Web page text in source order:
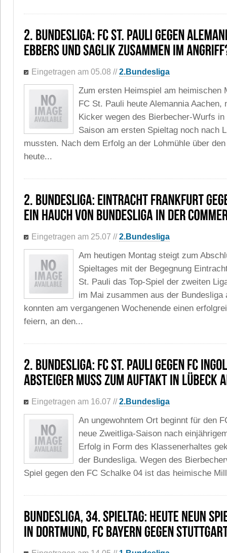
Eingetragen am 05.08 //2.Bundesliga
Zum ersten Heimspiel am heimischen
FC St. Pauli heute Alemannia Aachen,
Kicker wegen des Bierbecher-Wurfs in
Saison am ersten Spieltag noch nach
mussten. Nach dem Erfolg an der Lohmühle über
heute...
Eingetragen am 25.07 //2.Bundesliga
Am heutigen Montag steigt zum
Spieltages mit der Begegnung
St. Pauli das Top-Spiel der zweiten
im Mai zusammen aus der Bundesliga
konnten am vergangenen Wochenende einen
feiern, an den...
Eingetragen am 16.07 //2.Bundesliga
An ungewohntem Ort beginnt für den
neue Zweitliga-Saison nach
Erfolg in Form des Klassenerhaltes
der Bundesliga. Wegen des
Spiel gegen den FC Schalke 04 ist das heimische